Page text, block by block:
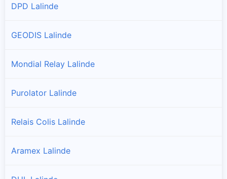
DPD Lalinde
GEODIS Lalinde
Mondial Relay Lalinde
Purolator Lalinde
Relais Colis Lalinde
Aramex Lalinde